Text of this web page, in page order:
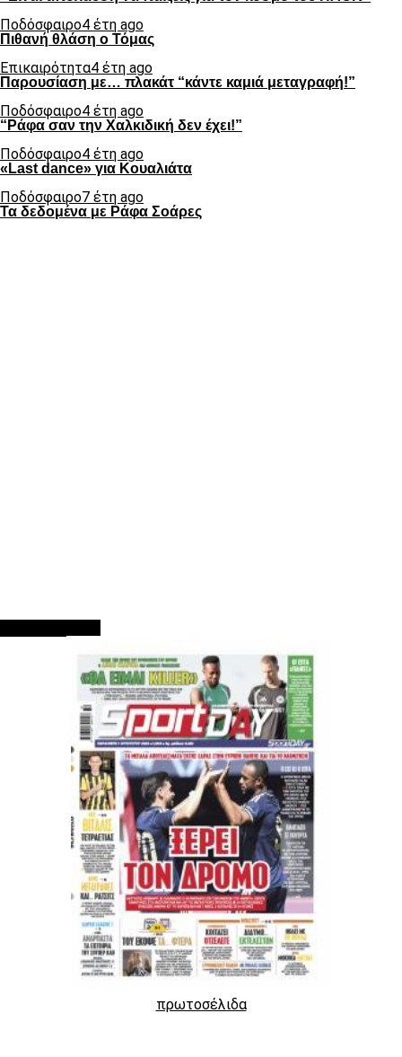
Ποδόσφαιρο4 έτη ago
Πιθανή θλάση ο Τόμας
Επικαιρότητα4 έτη ago
Παρουσίαση με… πλακάτ “κάντε καμιά μεταγραφή!”
Ποδόσφαιρο4 έτη ago
“Ράφα σαν την Χαλκιδική δεν έχει!”
Ποδόσφαιρο4 έτη ago
«Last dance» για Κουαλιάτα
Ποδόσφαιρο7 έτη ago
Τα δεδομένα με Ράφα Σοάρες
πρωτοσέλιδα